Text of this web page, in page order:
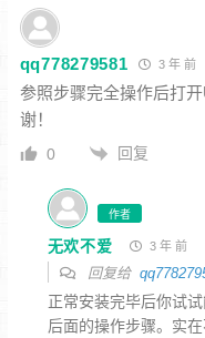
qq778279581 3 年 前
参照步骤完全操作后打
谢！
0 回复
作者
无欢不爱 3 年 前
回复给
正常安装完毕后你试
后面的操作步骤。实